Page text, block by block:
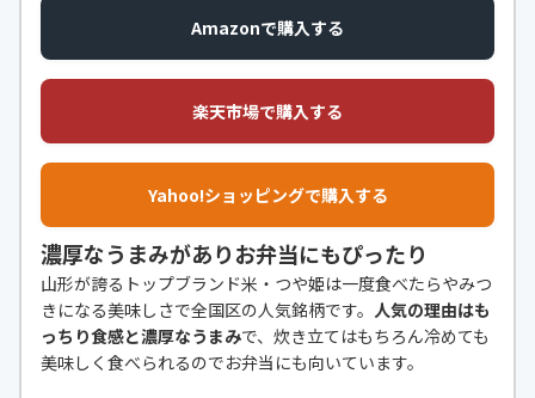
Amazonで購入する
楽天市場で購入する
Yahoo!ショッピングで購入する
濃厚なうまみがありお弁当にもぴったり
山形が誇るトップブランド米・つや姫は一度食べたらやみつ
きになる美味しさで全国区の人気銘柄です。 人気の理由はも
っちり食感と濃厚なうまみで、炊き立てはもちろん冷めても
美味しく食べられるのでお弁当にも向いています。